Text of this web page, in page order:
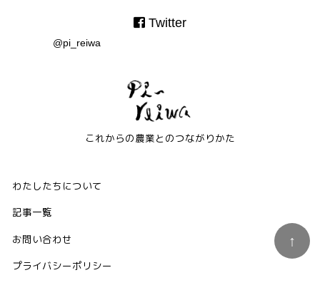
Twitter
@pi_reiwa
これからの農業とのつながりかた
わたしたちについて
記事一覧
お問い合わせ
プライバシーポリシー